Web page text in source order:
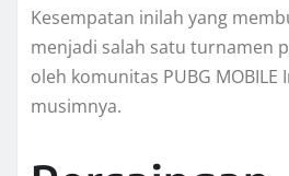
Kesempatan inilah yang
menjadi salah satu turnamen
oleh komunitas PUBG MOBILE
musimnya.